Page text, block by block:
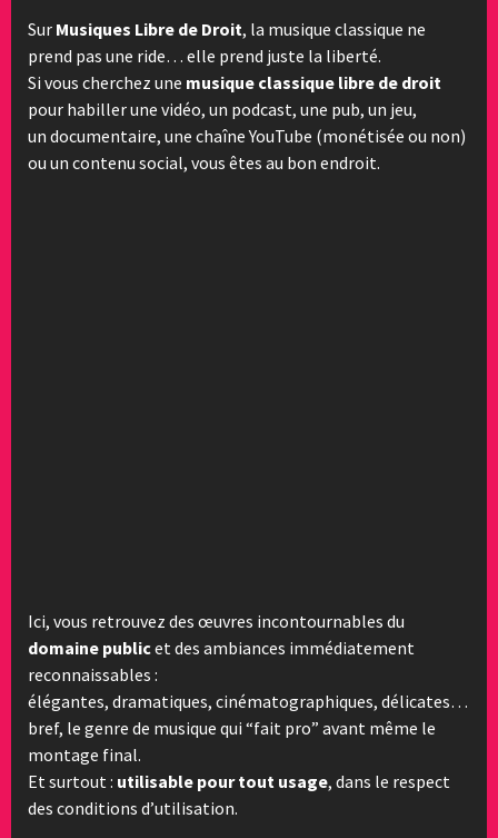
Sur Musiques Libre de Droit, la musique classique ne
prend pas une ride… elle prend juste la liberté.
Si vous cherchez une musique classique libre de droit
pour habiller une vidéo, un podcast, une pub, un jeu,
un documentaire, une chaîne YouTube (monétisée ou non)
ou un contenu social, vous êtes au bon endroit.
Ici, vous retrouvez des œuvres incontournables du
domaine publicet des ambiances immédiatement
reconnaissables :
élégantes, dramatiques, cinématographiques, délicates…
bref, le genre de musique qui “fait pro” avant même le
montage final.
Et surtout : utilisable pour tout usage, dans le respect
des conditions d’utilisation.